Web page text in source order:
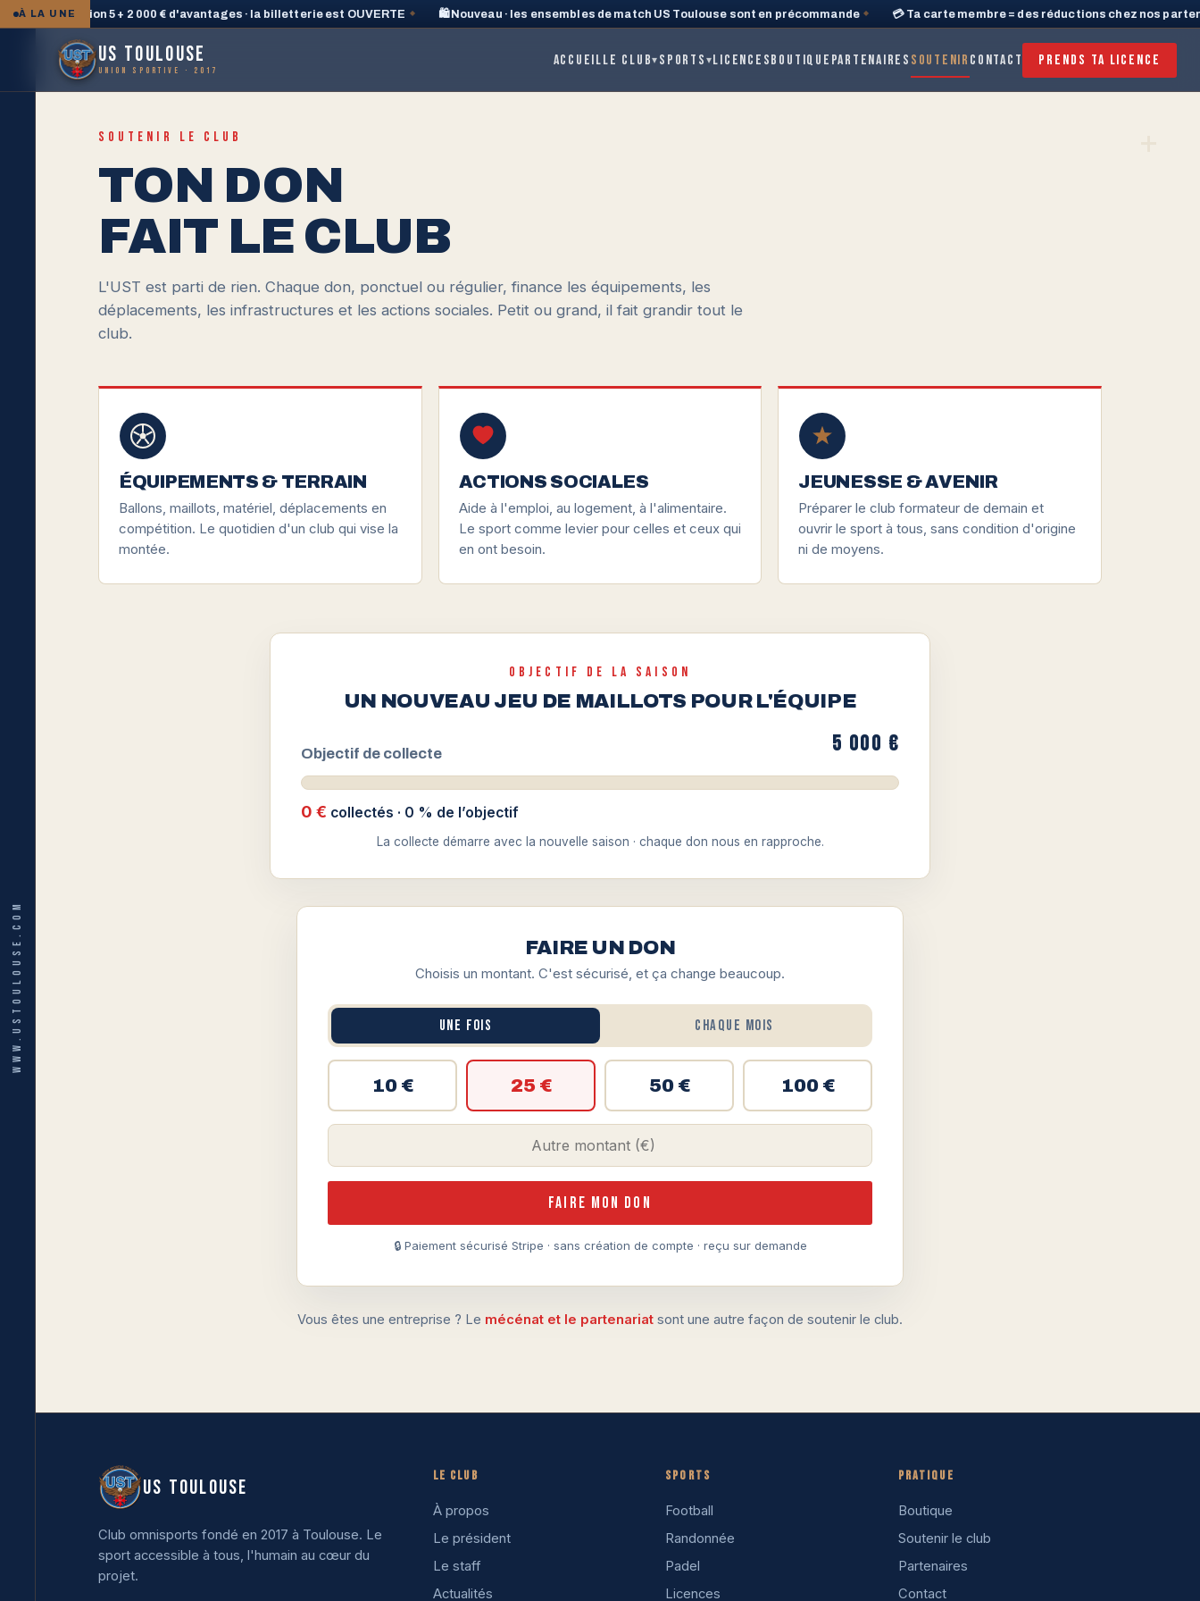
À LA UNE
PlayStation 5 + 2 000 € d'avantages · la billetterie est OUVERTE ◆ 🛍️ Nouveau · les ensembles de match US Toulouse sont en précommande ◆ 💳 Ta carte membre = des réductions chez nos
WWW.USTOULOUSE.COM
US TOULOUSE
UNION SPORTIVE · 2017
AccueilLe club▾ Sports ▾LicencesBoutique Partenaires Soutenir Contact Prends ta licence
SOUTENIR LE CLUB
TON DON
FAIT LE CLUB
L'UST est parti de rien. Chaque don, ponctuel ou régulier, finance les équipements, les
déplacements, les infrastructures et les actions sociales. Petit ou grand, il fait grandir tout le
club.
ÉQUIPEMENTS & TERRAIN
Ballons, maillots, matériel, déplacements en
compétition. Le quotidien d'un club qui vise la
montée.
ACTIONS SOCIALES
Aide à l'emploi, au logement, à l'alimentaire.
Le sport comme levier pour celles et ceux qui
en ont besoin.
JEUNESSE & AVENIR
Préparer le club formateur de demain et
ouvrir le sport à tous, sans condition d'origine
ni de moyens.
OBJECTIF DE LA SAISON
UN NOUVEAU JEU DE MAILLOTS POUR L'ÉQUIPE
Objectif de collecte 5 000 €
0 € collectés · 0 % de l’objectif
La collecte démarre avec la nouvelle saison · chaque don nous en rapproche.
FAIRE UN DON
Choisis un montant. C'est sécurisé, et ça change beaucoup.
Une fois Chaque mois
10 € 25 € 50 € 100 €
Faire mon don
🔒 Paiement sécurisé Stripe · sans création de compte · reçu sur demande
Vous êtes une entreprise ? Le mécénat et le partenariat sont une autre façon de soutenir le club.
US TOULOUSE
Club omnisports fondé en 2017 à Toulouse. Le
sport accessible à tous, l'humain au cœur du
projet.
Le club
À propos
Le président
Le staff
Actualités
Sports
Football
Randonnée
Padel
Licences
Pratique
Boutique
Soutenir le club
Partenaires
Contact